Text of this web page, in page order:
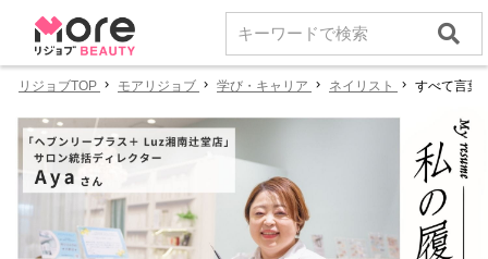
リジョブTOP モアリジョブ 学び・キャリア ネイリスト すべて言葉